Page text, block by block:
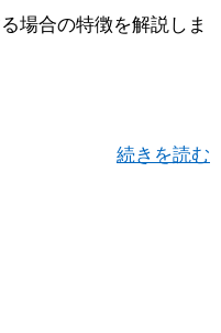
場合の特徴を解説しま
続きを読む